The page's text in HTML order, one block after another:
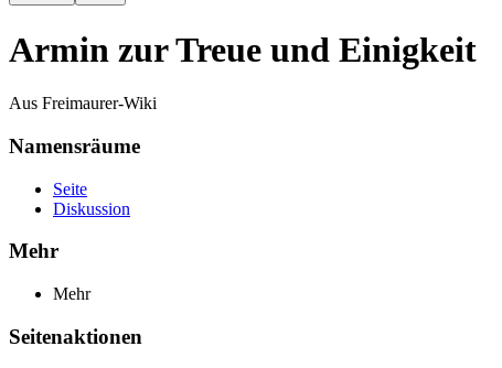
Armin zur Treue und Einigkeit
Aus Freimaurer-Wiki
Namensräume
Seite
Diskussion
Mehr
Mehr
Seitenaktionen